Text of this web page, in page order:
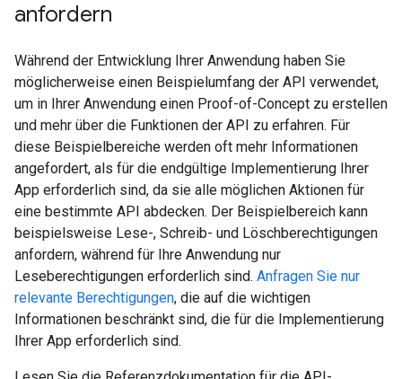
anfordern
Während der Entwicklung Ihrer Anwendung haben Sie
möglicherweise einen Beispielumfang der API verwendet,
um in Ihrer Anwendung einen Proof-of-Concept zu erstellen
und mehr über die Funktionen der API zu erfahren. Für
diese Beispielbereiche werden oft mehr Informationen
angefordert, als für die endgültige Implementierung Ihrer
App erforderlich sind, da sie alle möglichen Aktionen für
eine bestimmte API abdecken. Der Beispielbereich kann
beispielsweise Lese-, Schreib- und Löschberechtigungen
anfordern, während für Ihre Anwendung nur
Leseberechtigungen erforderlich sind. Anfragen Sie nur
relevante Berechtigungen, die auf die wichtigen
Informationen beschränkt sind, die für die Implementierung
Ihrer App erforderlich sind.